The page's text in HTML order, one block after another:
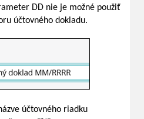
DD nie je možné použiť
účtovného dokladu.
účtovného riadku